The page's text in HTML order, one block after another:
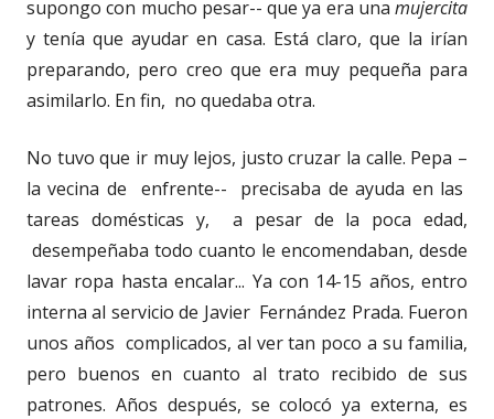
supongo con mucho pesar-- que ya era una mujercita
y tenía que ayudar en casa. Está claro, que la irían
preparando, pero creo que era muy pequeña para
asimilarlo. En fin, no quedaba otra.
No tuvo que ir muy lejos, justo cruzar la calle. Pepa –
la vecina de enfrente-- precisaba de ayuda en las
tareas domésticas y, a pesar de la poca edad,
desempeñaba todo cuanto le encomendaban, desde
lavar ropa hasta encalar... Ya con 14-15 años, entro
interna al servicio de Javier Fernández Prada. Fueron
unos años complicados, al ver tan poco a su familia,
pero buenos en cuanto al trato recibido de sus
patrones. Años después, se colocó ya externa, es